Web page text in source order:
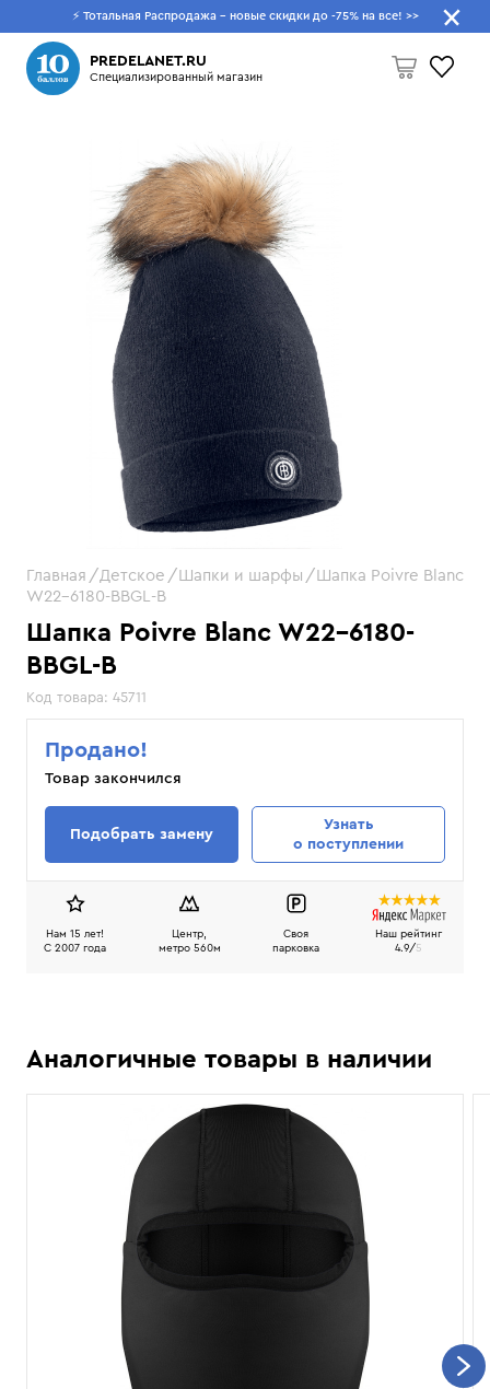
⚡ Тотальная Распродажа - новые скидки до -75% на все! >>
PREDELANET.RU
Специализированный магазин
Что будем искать?
Шапка Poivre Blanc W22-6180-
BBGL-B
Код товара: 45711
Главная Детское Шапки и шарфы
Шапка Poivre Blanc
W22-6180-BBGL-B
Продано!
Товар закончился
Подобрать замену
Узнать
о поступлении
Нам 15 лет!
C 2007 года
Центр,
метро 560м
Своя
парковка
Наш рейтинг
4.9/5
Аналогичные товары в наличии